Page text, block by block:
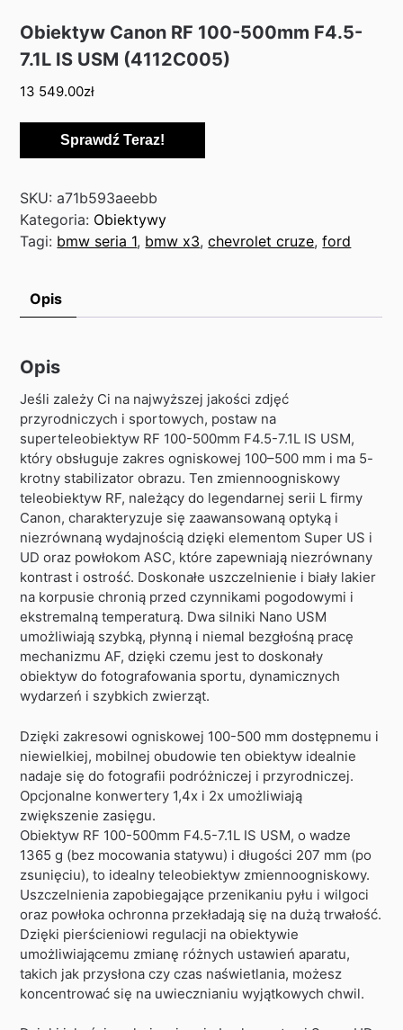
Obiektyw Canon RF 100-500mm F4.5-
7.1L IS USM (4112C005)
13 549.00zł
Sprawdź Teraz!
SKU:a71b593aeebb
Kategoria: Obiektywy
Tagi: bmw seria 1, bmw x3,chevrolet cruze,ford
Opis
Opis
Jeśli zależy Ci na najwyższej jakości zdjęć
przyrodniczych i sportowych, postaw na
superteleobiektyw RF 100-500mm F4.5-7.1L IS USM,
który obsługuje zakres ogniskowej 100–500 mm i ma 5-
krotny stabilizator obrazu. Ten zmiennoogniskowy
teleobiektyw RF, należący do legendarnej serii L firmy
Canon, charakteryzuje się zaawansowaną optyką i
niezrównaną wydajnością dzięki elementom Super US i
UD oraz powłokom ASC, które zapewniają niezrównany
kontrast i ostrość. Doskonałe uszczelnienie i biały lakier
na korpusie chronią przed czynnikami pogodowymi i
ekstremalną temperaturą. Dwa silniki Nano USM
umożliwiają szybką, płynną i niemal bezgłośną pracę
mechanizmu AF, dzięki czemu jest to doskonały
obiektyw do fotografowania sportu, dynamicznych
wydarzeń i szybkich zwierząt.
Dzięki zakresowi ogniskowej 100-500 mm dostępnemu i
niewielkiej, mobilnej obudowie ten obiektyw idealnie
nadaje się do fotografii podróżniczej i przyrodniczej.
Opcjonalne konwertery 1,4x i 2x umożliwiają
zwiększenie zasięgu.
Obiektyw RF 100-500mm F4.5-7.1L IS USM, o wadze
1365 g (bez mocowania statywu) i długości 207 mm (po
zsunięciu), to idealny teleobiektyw zmiennoogniskowy.
Uszczelnienia zapobiegające przenikaniu pyłu i wilgoci
oraz powłoka ochronna przekładają się na dużą trwałość.
Dzięki pierścieniowi regulacji na obiektywie
umożliwiającemu zmianę różnych ustawień aparatu,
takich jak przysłona czy czas naświetlania, możesz
koncentrować się na uwiecznianiu wyjątkowych chwil.